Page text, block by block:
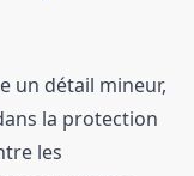
un détail mineur,
la protection
les